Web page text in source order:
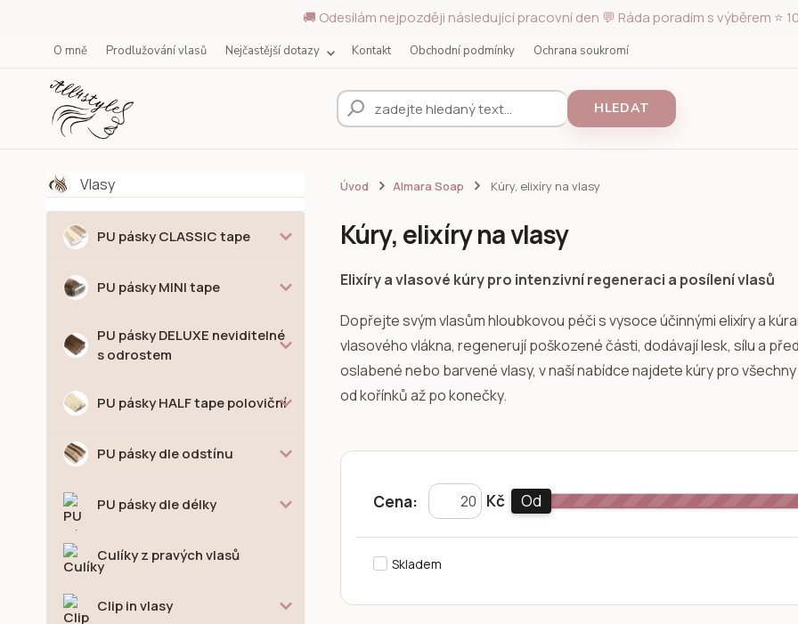
🚚 Odesílám nejpozději následující pracovní den 💬 Ráda poradím s výběrem ⭐
O mně Prodlužování vlasů Nejčastější dotazy Kontakt Obchodní podmínky Ochrana soukromí
HLEDAT
Vlasy
PU pásky CLASSIC tape
PU pásky MINI tape
PU pásky DELUXE neviditelné
s odrostem
PU pásky HALF tape poloviční
PU pásky dle odstínu
PU pásky dle délky
Culíky z pravých vlasů
Clip in vlasy
Úvod Almara Soap Kúry, elixíry na vlasy
Kúry, elixíry na vlasy
Elixíry a vlasové kúry pro intenzivní regeneraci a posílení vlasů
Dopřejte svým vlasům hloubkovou péči s vysoce účinnými elixíry a
vlasového vlákna, regenerují poškozené části, dodávají lesk, sílu a
oslabené nebo barvené vlasy, v naší nabídce najdete kúry pro
od kořínků až po konečky.
Cena: Kč Od
Skladem